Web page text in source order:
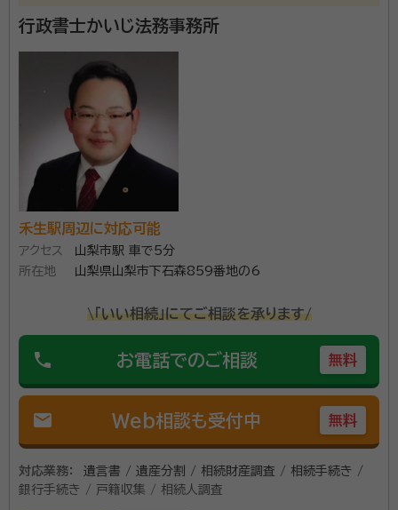
行政書士かいじ法務事務所
禾生駅周辺に対応可能
アクセス
山梨市駅 車で5分
所在地
山梨県山梨市下石森859番地の6
\「いい相続」にてご相談を承ります/
phone お電話でのご相談 無料
mail Web相談も受付中 無料
対応業務：
遺言書 / 遺産分割 / 相続財産調査 / 相続手続き /
銀行手続き / 戸籍収集 / 相続人調査